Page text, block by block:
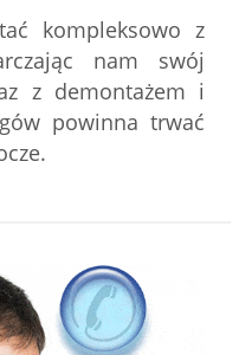
kompleksowo z
nam swój
z demontażem i
powinna trwać